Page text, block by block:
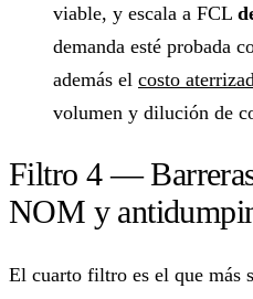
viable, y escala a FCL
demanda esté probada
además el costo
volumen y dilución de
Filtro 4 —
NOM y
El cuarto filtro es el que más